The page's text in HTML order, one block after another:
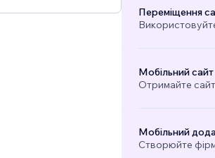
Переміщення
Мобільний сайт
Отримайте
Мобільний
Створюйте